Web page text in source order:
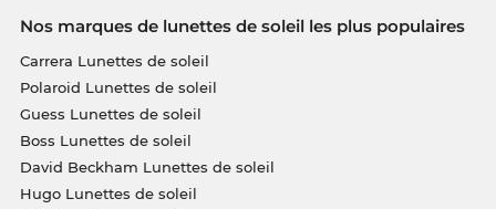
Nos marques de lunettes de soleil les plus populaires
Carrera Lunettes de soleil
Polaroid Lunettes de soleil
Guess Lunettes de soleil
Boss Lunettes de soleil
David Beckham Lunettes de soleil
Hugo Lunettes de soleil